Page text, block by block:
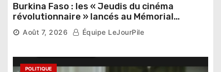
Burkina Faso : les « Jeudis du cinéma
révolutionnaire » lancés au Mémorial
Thomas Sankara
Août 7, 2026 Équipe LeJourPile
POLITIQUE